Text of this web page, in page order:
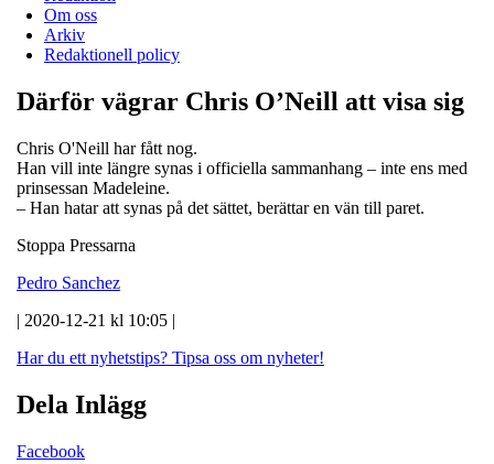
Om oss
Arkiv
Redaktionell policy
Därför vägrar Chris O’Neill att visa sig
Chris O'Neill har fått nog.
Han vill inte längre synas i officiella sammanhang – inte ens med
prinsessan Madeleine.
– Han hatar att synas på det sättet, berättar en vän till paret.
Stoppa Pressarna
Pedro Sanchez
| 2020-12-21 kl 10:05 |
Har du ett nyhetstips? Tipsa oss om nyheter!
Dela Inlägg
Facebook